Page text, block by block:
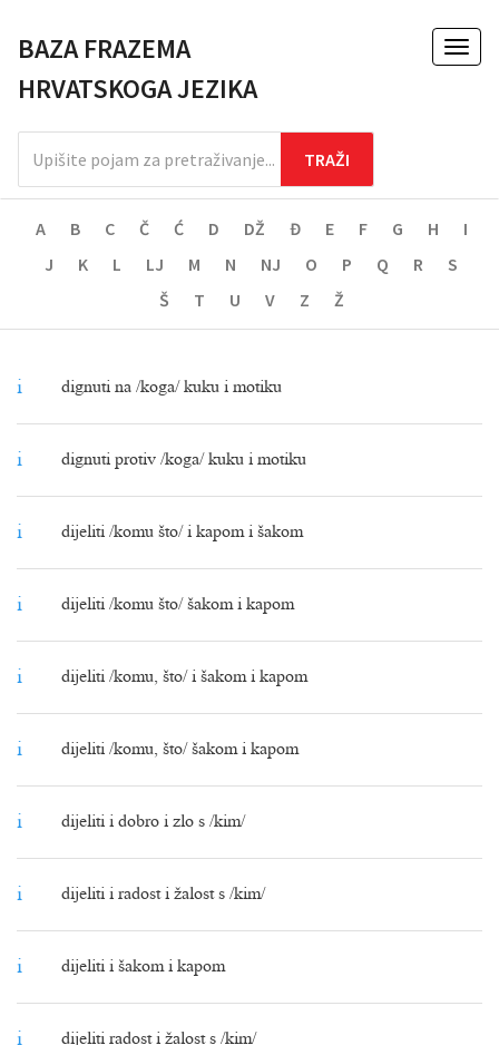
BAZA FRAZEMA
HRVATSKOGA JEZIKA
A B C Č Ć D DŽ Đ E F G H
I
J
K L LJ M N NJ O P Q R
S
Š
T U V Z Ž
i dignuti na /koga/ kuku i motiku
i dignuti protiv /koga/ kuku i motiku
i dijeliti /komu što/ i kapom i šakom
i dijeliti /komu što/ šakom i kapom
i dijeliti /komu, što/ i šakom i kapom
i dijeliti /komu, što/ šakom i kapom
i dijeliti i dobro i zlo s /kim/
i dijeliti i radost i žalost s /kim/
i dijeliti i šakom i kapom
i dijeliti radost i žalost s /kim/